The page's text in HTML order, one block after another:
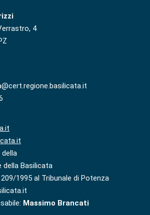
4
della Basilicata
1995 al Tribunale di Potenza
Massimo Brancati